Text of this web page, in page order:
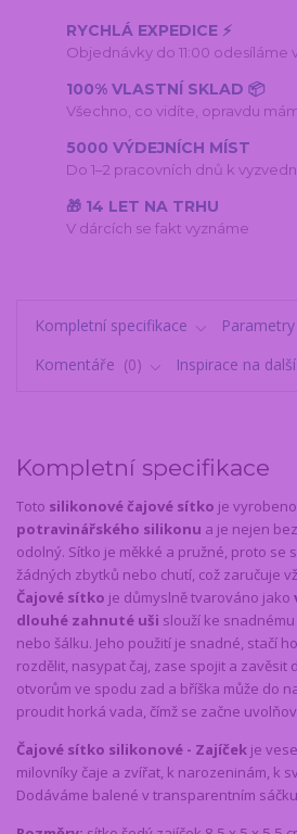
RYCHLÁ EXPEDICE ⚡
Objednávky do 11:00 odesíláme
100% VLASTNÍ SKLAD 📦
Všechno, co vidíte, opravdu
5000 VÝDEJNÍCH MÍST
Do 1–2 pracovních dnů k
🎁 14 LET NA TRHU
V dárcích se fakt vyznáme
Kompletní specifikace
Parametry
Komentáře
0 Inspirace na
Kompletní specifikace
Toto silikonové čajové sítko je
potravinářského silikonu a je nejen
odolný. Sítko je měkké a pružné, proto se
žádných zbytků nebo chutí, což zaručuje
Čajové sítko je důmyslně tvarováno jako
dlouhé zahnuté uši slouží ke
nebo šálku. Jeho použití je snadné, stačí
rozdělit, nasypat čaj, zase spojit a zavěsit
otvorům ve spodu zad a bříška může do
proudit horká vada, čímž se začne
Čajové sítko silikonové - Zajíček je
milovníky čaje a zvířat, k narozeninám, k
Dodáváme balené v transparentním